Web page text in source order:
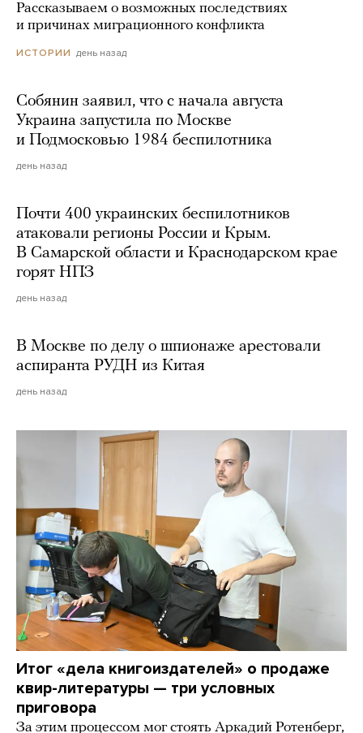
Рассказываем о возможных последствиях
и причинах миграционного конфликта
ИСТОРИИ день назад
Собянин заявил, что с начала августа
Украина запустила по Москве
и Подмосковью 1984 беспилотника
день назад
Почти 400 украинских беспилотников
атаковали регионы России и Крым.
В Самарской области и Краснодарском крае
горят НПЗ
день назад
В Москве по делу о шпионаже арестовали
аспиранта РУДН из Китая
день назад
Итог «дела книгоиздателей» о продаже
квир-литературы — три условных
приговора
За этим процессом мог стоять Аркадий Ротенберг,